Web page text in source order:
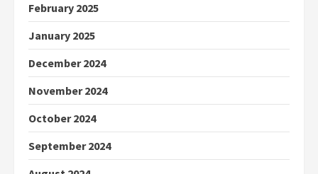
February 2025
January 2025
December 2024
November 2024
October 2024
September 2024